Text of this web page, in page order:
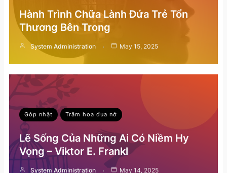
Hành Trình Chữa Lành Đứa Trẻ Tổn
Thương Bên Trong
System Administration May 15, 2025
Góp nhặt Trăm hoa đua nở
Lẽ Sống Của Những Ai Có Niềm Hy
Vọng – Viktor E. Frankl
System Administration May 14, 2025